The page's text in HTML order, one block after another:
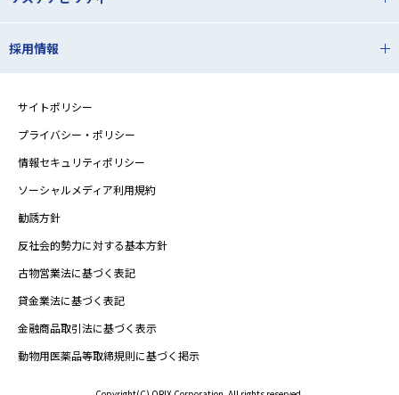
採用情報
サイトポリシー
プライバシー・ポリシー
情報セキュリティポリシー
ソーシャルメディア利用規約
勧誘方針
反社会的勢力に対する基本方針
古物営業法に基づく表記
貸金業法に基づく表記
金融商品取引法に基づく表示
動物用医薬品等取締規則に基づく掲示